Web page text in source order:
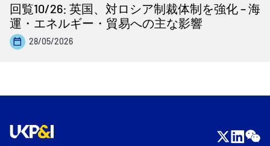
回覧10/26: 英国、対ロシア制裁体制を強化 – 海
運・エネルギー・貿易への主な影響
28/05/2026